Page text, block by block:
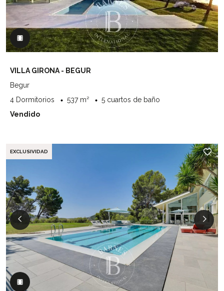
VILLA GIRONA - BEGUR
Begur
4 Dormitorios
537 m²
5 cuartos de baño
Vendido
EXCLUSIVIDAD